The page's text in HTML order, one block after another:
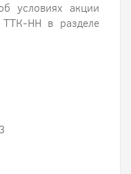
условиях акции
НН в разделе